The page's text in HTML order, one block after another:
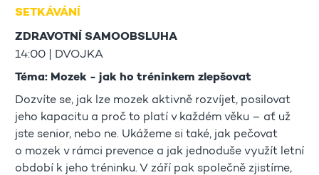
SETKÁVÁNÍ
ZDRAVOTNÍ SAMOOBSLUHA
14:00 | DVOJKA
Téma: Mozek - jak ho tréninkem zlepšovat
Dozvíte se, jak lze mozek aktivně rozvíjet, posilovat
jeho kapacitu a proč to platí v každém věku – ať už
jste senior, nebo ne. Ukážeme si také, jak pečovat
o mozek v rámci prevence a jak jednoduše využít letní
období k jeho tréninku. V září pak společně zjistíme,